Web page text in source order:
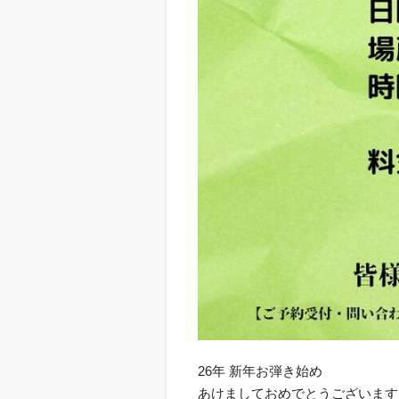
26年 新年お弾き始め
あけましておめでとうござい